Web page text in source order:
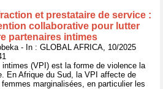
et prestataire de service :
collaborative pour lutter
partenaires intimes
- In : GLOBAL AFRICA, 10/2025
intimes (VPI) est la forme de violence la
En Afrique du Sud, la VPI affecte de
marginalisées, en particulier les